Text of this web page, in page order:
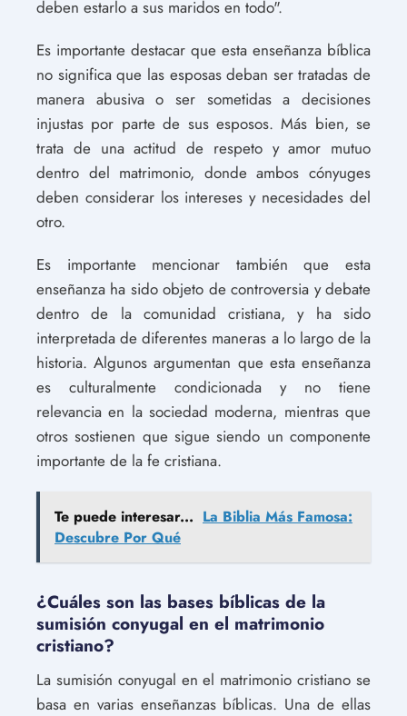
deben estarlo a sus maridos en todo".
Es importante destacar que esta enseñanza bíblica
no significa que las esposas deban ser tratadas de
manera abusiva o ser sometidas a decisiones
injustas por parte de sus esposos. Más bien, se
trata de una actitud de respeto y amor mutuo
dentro del matrimonio, donde ambos cónyuges
deben considerar los intereses y necesidades del
otro.
Es importante mencionar también que esta
enseñanza ha sido objeto de controversia y debate
dentro de la comunidad cristiana, y ha sido
interpretada de diferentes maneras a lo largo de la
historia. Algunos argumentan que esta enseñanza
es culturalmente condicionada y no tiene
relevancia en la sociedad moderna, mientras que
otros sostienen que sigue siendo un componente
importante de la fe cristiana.
Te puede interesar... La Biblia Más Famosa:
Descubre Por Qué
¿Cuáles son las bases bíblicas de la
sumisión conyugal en el matrimonio
cristiano?
La sumisión conyugal en el matrimonio cristiano se
basa en varias enseñanzas bíblicas. Una de ellas